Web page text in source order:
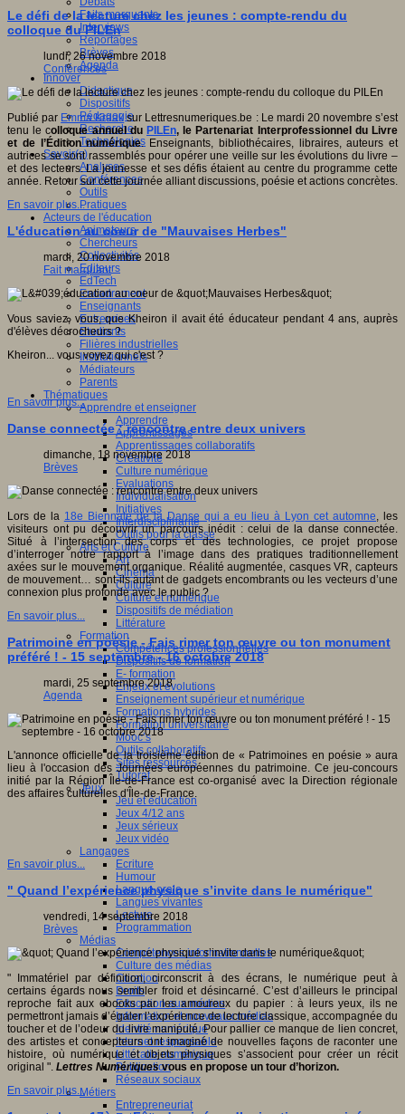
Faits marquants
Interviews
Reportages
Brèves
Agenda
Innover
Didactique
Dispositifs
Pédagogie
Recherche
Technologies
Savoir(s)
Analyses
Conférences
Outils
Pratiques
Acteurs de l'éducation
Animateurs
Chercheurs
Collectivités
Editeurs
EdTech
Encadrement
Enseignants
Entreprises
Etudiants
Filières industrielles
Institutionnels
Médiateurs
Parents
Thématiques
Apprendre et enseigner
Apprendre
Apprentissages
Apprentissages collaboratifs
Créativité
Culture numérique
Evaluations
Individualisation
Initiatives
Interdisciplinarité
Outils pour la classe
Arts et Culture
Art
Cinéma
Culture
Culture et numérique
Dispositifs de médiation
Littérature
Formation
Compétences professionnelles
Dispositifs de formation
E- formation
Enjeux et évolutions
Enseignement supérieur et numérique
Formations hybrides
Formation universitaire
Mooc’s
Outils collaboratifs
Sites ressources
Tutorat
Jeux
Jeu et éducation
Jeux 4/12 ans
Jeux sérieux
Jeux vidéo
Langages
Ecriture
Humour
Langue orale
Langues vivantes
Lecture
Programmation
Médias
Compétences informationnelles
Culture des médias
Curation
Droits
Education aux médias
Information et nouveaux médias
Identité numérique
Internet responsable
Littératie numérique
Publication
Réseaux sociaux
Métiers
Entrepreneuriat
Le défi de la lecture chez les jeunes : compte-rendu du
colloque du PILEn
lundi, 26 novembre 2018
Conférences
Publié par Emma Kraaksur Lettresnumeriques.be : Le mardi 20 novembre s’est
tenu le colloque annuel du PILEn, le Partenariat Interprofessionnel du Livre
et de l’Édition numérique. Enseignants, bibliothécaires, libraires, auteurs et
autrices se sont rassemblés pour opérer une veille sur les évolutions du livre –
et des lecteurs. La jeunesse et ses défis étaient au centre du programme cette
année. Retour sur cette journée alliant discussions, poésie et actions concrètes.
En savoir plus...
L'éducation au coeur de "Mauvaises Herbes"
mardi, 20 novembre 2018
Fait marquant
Vous saviez, vous, que Kheiron il avait été éducateur pendant 4 ans, auprès
d'élèves décrocheurs ?
Kheiron... vous voyez qui c'est ?
En savoir plus...
Danse connectée : rencontre entre deux univers
dimanche, 18 novembre 2018
Brèves
Lors de la 18e Biennale de la Danse qui a eu lieu à Lyon cet automne, les
visiteurs ont pu découvrir un parcours inédit : celui de la danse connectée.
Situé à l’intersection des corps et des technologies, ce projet propose
d’interroger notre rapport à l’image dans des pratiques traditionnellement
axées sur le mouvement organique. Réalité augmentée, casques VR, capteurs
de mouvement… sont-ils autant de gadgets encombrants ou les vecteurs d’une
connexion plus profonde avec le public ?
En savoir plus...
Patrimoine en poésie - Fais rimer ton œuvre ou ton monument
préféré ! - 15 septembre - 16 octobre 2018
mardi, 25 septembre 2018
Agenda
L'annonce officielle de la troisième édition de « Patrimoines en poésie » aura
lieu à l'occasion des Journées européennes du patrimoine. Ce jeu-concours
initié par la Région Île-de-France est co-organisé avec la Direction régionale
des affaires culturelles d'Île-de-France.
En savoir plus...
" Quand l’expérience physique s’invite dans le numérique"
vendredi, 14 septembre 2018
Brèves
" Immatériel par définition, circonscrit à des écrans, le numérique peut à
certains égards nous sembler froid et désincarné. C’est d’ailleurs le principal
reproche fait aux ebooks par les amoureux du papier : à leurs yeux, ils ne
permettront jamais d’égaler l’expérience de lecture classique, accompagnée du
toucher et de l’odeur du livre manipulé. Pour pallier ce manque de lien concret,
des artistes et concepteurs ont imaginé de nouvelles façons de raconter une
histoire, où numérique et objets physiques s’associent pour créer un récit
original ". Lettres Numériquesvous en propose un tour d’horizon.
En savoir plus...